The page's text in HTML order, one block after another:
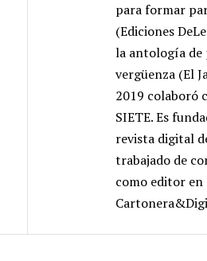
para formar
(Ediciones
la antología de
vergüenza (El
2019 colaboró
SIETE. Es
revista digital
trabajado de
como editor